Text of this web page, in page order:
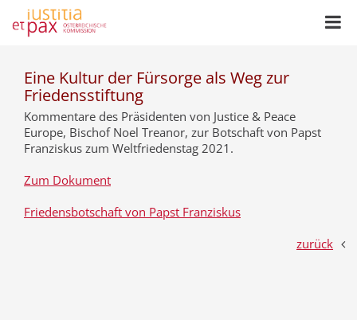
Eine Kultur der Fürsorge als Weg zur
Friedensstiftung
Kommentare des Präsidenten von Justice & Peace
Europe, Bischof Noel Treanor, zur Botschaft von Papst
Franziskus zum Weltfriedenstag 2021.
Zum Dokument
Friedensbotschaft von Papst Franziskus
zurück